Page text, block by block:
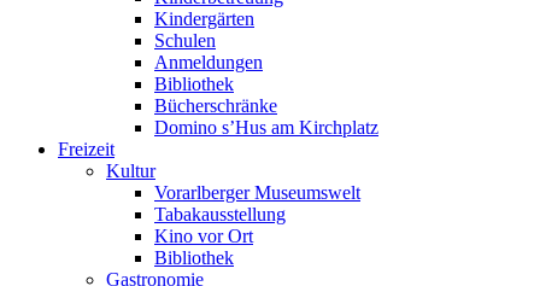
Kindergärten
Schulen
Anmeldungen
Bibliothek
Bücherschränke
Domino s’Hus am Kirchplatz
Freizeit
Kultur
Vorarlberger Museumswelt
Tabakausstellung
Kino vor Ort
Bibliothek
Gastronomie